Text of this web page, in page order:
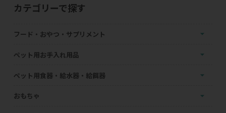
カテゴリーで探す
フード・おやつ・サプリメント
ペット用お手入れ用品
ペット用食器・給水器・給餌器
おもちゃ